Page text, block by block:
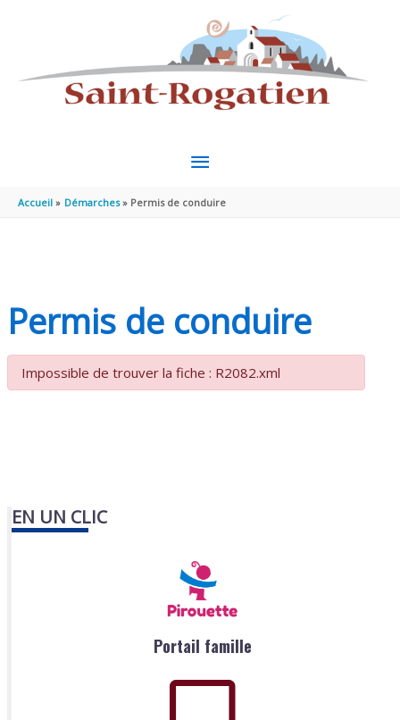
MENU
PRINCIPAL
Accueil Démarches Permis de conduire
Permis de conduire
Impossible de trouver la fiche : R2082.xml
EN UN CLIC
Portail famille